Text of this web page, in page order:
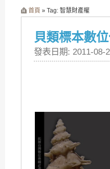
首頁 » Tag: 智慧財產權
貝類標本數
發表日期: 2011-08-